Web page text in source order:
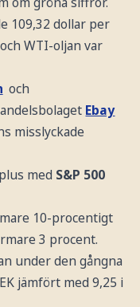
109,32 dollar per
WTI-oljan var
och
Ebay
misslyckade
med S&P 500
10-procentigt
3 procent.
under den gångna
jämfört med 9,25 i